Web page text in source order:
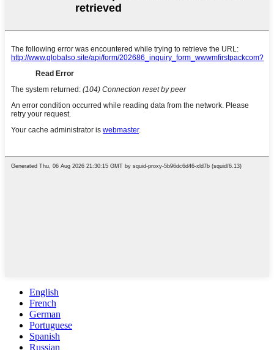
English
French
German
Portuguese
Spanish
Russian